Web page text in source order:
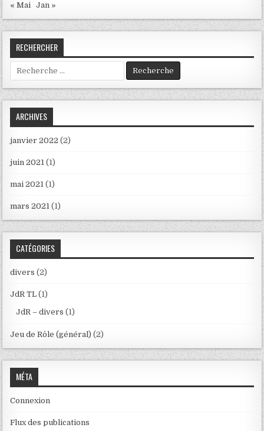
« Mai Jan »
RECHERCHER
Recherche
:
ARCHIVES
janvier 2022 (2)
juin 2021 (1)
mai 2021 (1)
mars 2021 (1)
CATÉGORIES
divers (2)
JdR TL (1)
JdR – divers (1)
Jeu de Rôle (général) (2)
MÉTA
Connexion
Flux des publications